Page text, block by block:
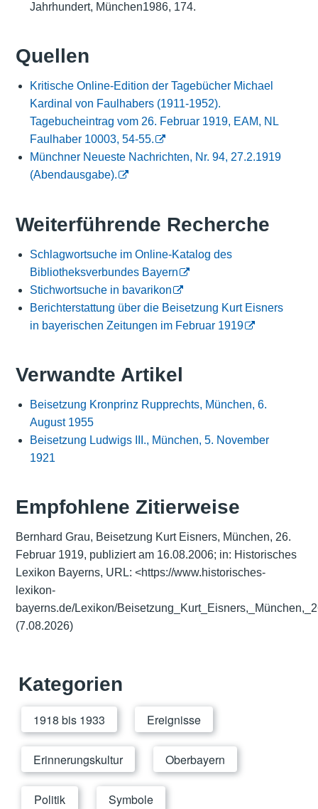
Jahrhundert, München1986, 174.
Quellen
Kritische Online-Edition der Tagebücher Michael
Kardinal von Faulhabers (1911-1952).
Tagebucheintrag vom 26. Februar 1919, EAM, NL
Faulhaber 10003, 54-55.
Münchner Neueste Nachrichten, Nr. 94, 27.2.1919
(Abendausgabe).
Weiterführende Recherche
Schlagwortsuche im Online-Katalog des
Bibliotheksverbundes Bayern
Stichwortsuche in bavarikon
Berichterstattung über die Beisetzung Kurt Eisners
in bayerischen Zeitungen im Februar 1919
Verwandte Artikel
Beisetzung Kronprinz Rupprechts, München, 6.
August 1955
Beisetzung Ludwigs III., München, 5. November
1921
Empfohlene Zitierweise
Bernhard Grau, Beisetzung Kurt Eisners, München, 26.
Februar 1919, publiziert am 16.08.2006; in: Historisches
Lexikon Bayerns, URL: <https://www.historisches-
lexikon-
bayerns.de/Lexikon/
(7.08.2026)
Kategorien
1918 bis 1933 Ereignisse
Erinnerungskultur Oberbayern
Politik Symbole